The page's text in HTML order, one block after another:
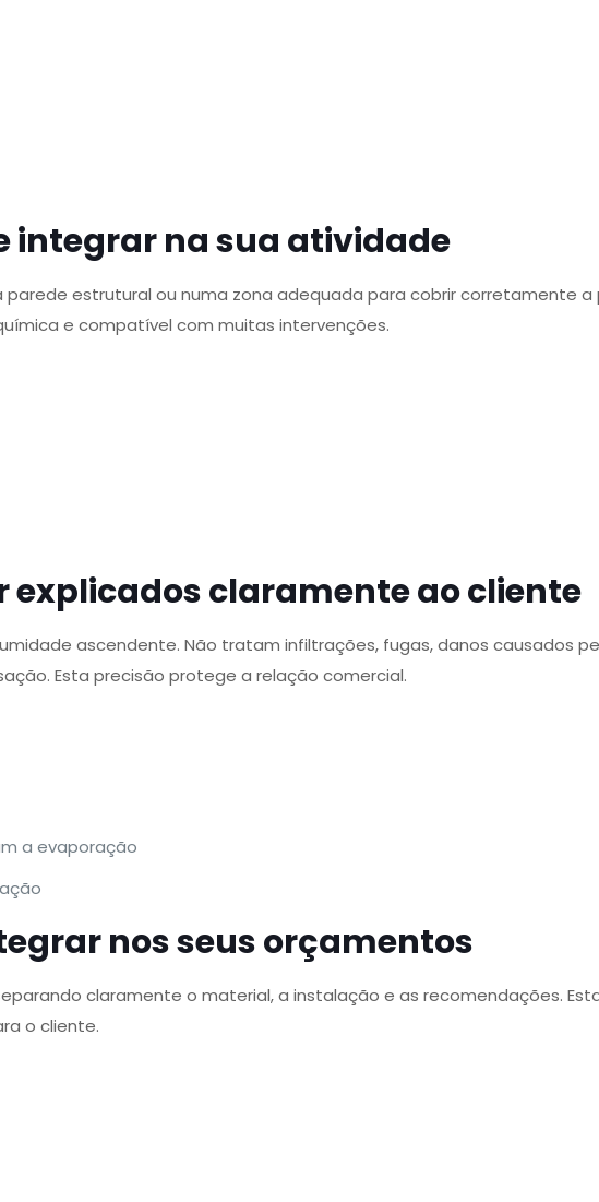
integrar na sua atividade
parede estrutural ou numa zona adequada para cobrir corretamente
e compatível com muitas intervenções.
explicados claramente ao cliente
ascendente. Não tratam infiltrações, fugas, danos causados
Esta precisão protege a relação comercial.
a evaporação
nos seus orçamentos
claramente o material, a instalação e as recomendações.
o cliente.